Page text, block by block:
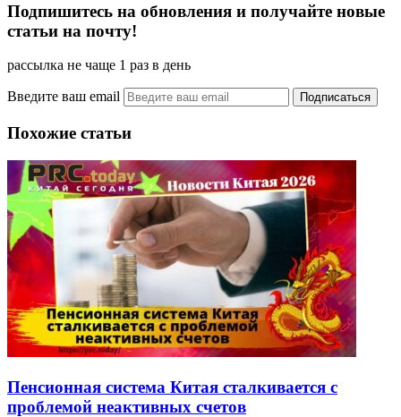
Подпишитесь на обновления и получайте новые
статьи на почту!
рассылка не чаще 1 раз в день
Введите ваш email
Похожие статьи
Пенсионная система Китая сталкивается с
проблемой неактивных счетов